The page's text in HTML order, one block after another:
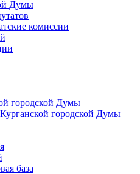
Думы
комиссии
городской Думы
городской Думы
база